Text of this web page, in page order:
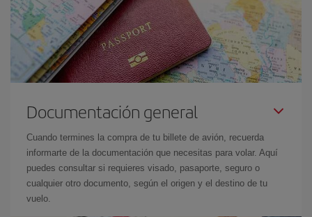
Documentación general
Cuando termines la compra de tu billete de avión, recuerda
informarte de la documentación que necesitas para volar. Aquí
puedes consultar si requieres visado, pasaporte, seguro o
cualquier otro documento, según el origen y el destino de tu
vuelo.